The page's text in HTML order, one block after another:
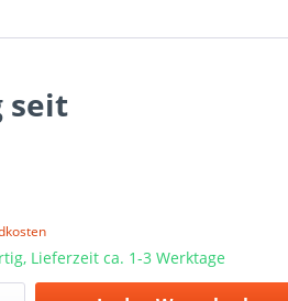
seit
Lieferzeit ca. 1-3 Werktage